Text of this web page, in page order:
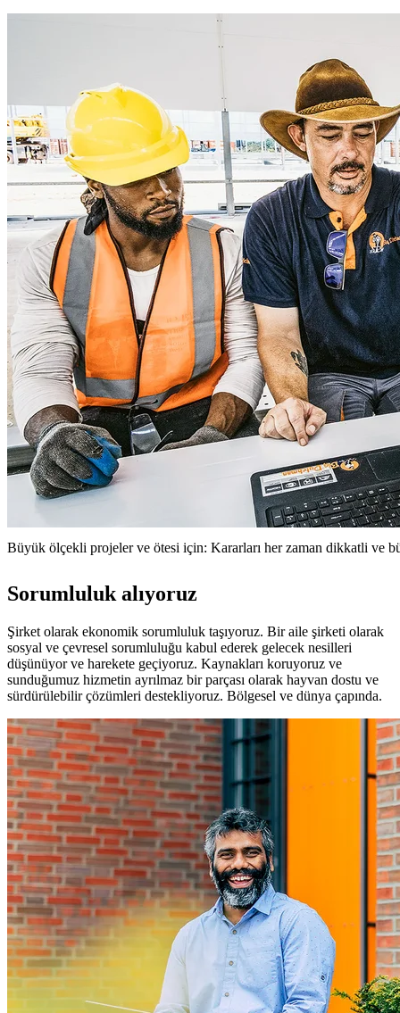
Büyük ölçekli projeler ve ötesi için: Kararları her zaman dikkatli ve
Sorumluluk alıyoruz
Şirket olarak ekonomik sorumluluk taşıyoruz. Bir aile şirketi olarak
sosyal ve çevresel sorumluluğu kabul ederek gelecek nesilleri
düşünüyor ve harekete geçiyoruz. Kaynakları koruyoruz ve
sunduğumuz hizmetin ayrılmaz bir parçası olarak hayvan dostu ve
sürdürülebilir çözümleri destekliyoruz. Bölgesel ve dünya çapında.